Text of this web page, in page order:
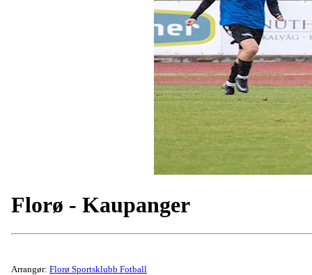
Florø - Kaupanger
Arrangør: Florø Sportsklubb Fotball